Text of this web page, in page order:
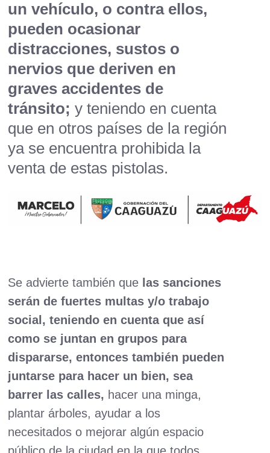
un vehículo, o contra ellos,
pueden ocasionar
distracciones, sustos o
nervios que deriven en
graves accidentes de
tránsito; y teniendo en cuenta
que en otros países de la región
ya se encuentra prohibida la
venta de estas pistolas.
Se advierte también que las sanciones
serán de fuertes multas y/o trabajo
social, teniendo en cuenta que así
como se juntan en grupos para
dispararse, entonces también pueden
juntarse para hacer un bien, sea
barrer las calles, hacer una minga,
plantar árboles, ayudar a los
necesitados o mejorar algún espacio